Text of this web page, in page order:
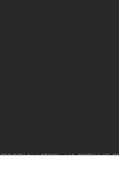
ПОДПИШИТЕСЬ НА СВЕЖИЕ